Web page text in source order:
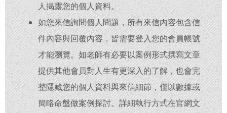
人揭露您的個人資料。
如您來信詢問個人問題，所有來信內容包含信
件內容與回覆內容，皆需要登入您的會員帳號
才能瀏覽。如老師有必要以案例形式撰寫文章
提供其他會員對人生有更深入的了解，也會完
整隱藏您的個人資料與來信細節，僅以數據或
簡略命盤做案例探討。詳細執行方式在官網文